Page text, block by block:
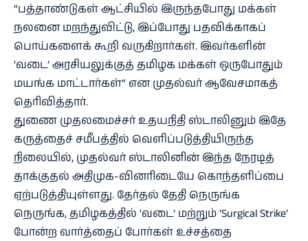
“பத்தாண்டுகள் ஆட்சியில் இருந்தபோது மக்கள்
நலனை மறந்துவிட்டு, இப்போது பதவிக்காகப்
பொய்களைக் கூறி வருகிறார்கள். இவர்களின்
‘வடை’ அரசியலுக்குத் தமிழக மக்கள் ஒருபோதும்
மயங்க மாட்டார்கள்” என முதல்வர் ஆவேசமாகத்
தெரிவித்தார்.
துணை முதலமைச்சர் உதயநிதி ஸ்டாலினும் இதே
கருத்தைச் சமீபத்தில் வெளிப்படுத்தியிருந்த
நிலையில், முதல்வர் ஸ்டாலினின் இந்த நேரடித்
தாக்குதல் அதிமுக-வினரிடையே கொந்தளிப்பை
ஏற்படுத்தியுள்ளது. தேர்தல் தேதி நெருங்க
நெருங்க, தமிழகத்தில் ‘வடை’ மற்றும் ‘Surgical Strike’
போன்ற வார்த்தைப் போர்கள் உச்சத்தை